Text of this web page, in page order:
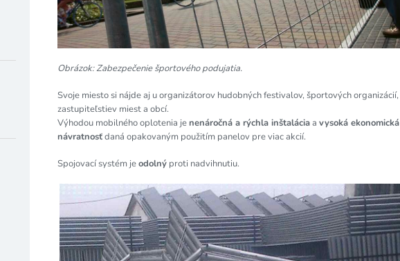
Obrázok: Zabezpečenie športového podujatia.
Svoje miesto si nájde aj u organizátorov hudobných festivalov, športových organizácií,
zastupiteľstiev miest a obcí.
Výhodou mobilného oplotenia jenenáročná a rýchla inštaláciaa vysoká ekonomická
návratnosťdaná opakovaným použitím panelov pre viac akcií.
Spojovací systém jeodolný proti nadvihnutiu.